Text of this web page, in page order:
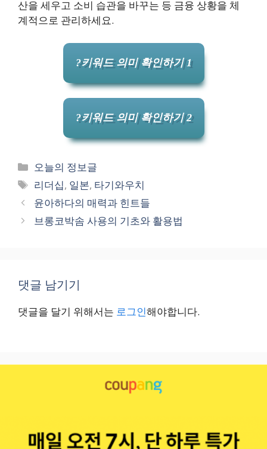
산을 세우고 소비 습관을 바꾸는 등 금융 상황을 체
계적으로 관리하세요.
?키워드 의미 확인하기 1
?키워드 의미 확인하기 2
카
테
고
리
오늘의 정보글
태
그
리더십, 일본, 타기와우치
윤아하다의 매력과 힌트들
브롱코박솜 사용의 기초와 활용법
댓글 남기기
댓글을 달기 위해서는 로그인해야합니다.